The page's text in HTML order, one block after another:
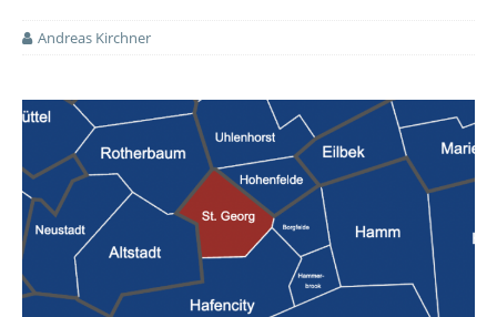
Andreas Kirchner